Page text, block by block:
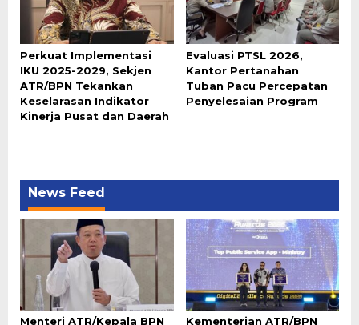
Perkuat Implementasi
IKU 2025-2029, Sekjen
ATR/BPN Tekankan
Keselarasan Indikator
Kinerja Pusat dan Daerah
Evaluasi PTSL 2026,
Kantor Pertanahan
Tuban Pacu Percepatan
Penyelesaian Program
News Feed
Menteri ATR/Kepala BPN
Kementerian ATR/BPN